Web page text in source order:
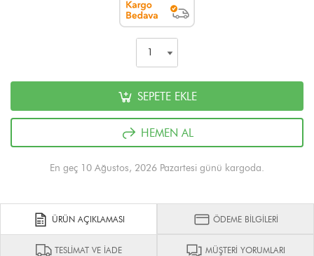
SEPETE EKLE
HEMEN AL
En geç 10 Ağustos, 2026 Pazartesi günü kargoda.
ÜRÜN AÇIKLAMASI ÖDEME BİLGİLERİ
TESLİMAT VE İADE MÜŞTERİ YORUMLARI